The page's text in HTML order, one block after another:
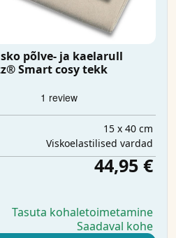
põlve- ja kaelarull
Smart cosy tekk
15 x 40 cm
Viskoelastilised vardad
44,95 €
Tasuta kohaletoimetamine
Saadaval kohe